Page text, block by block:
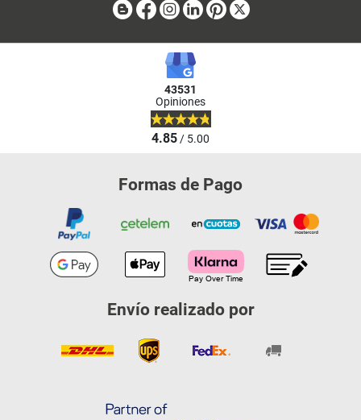
BlogFacebook
Instagram
LinkedinPinterest
43531
Opiniones
4.85/ 5.00
Formas de Pago
Envío realizado por